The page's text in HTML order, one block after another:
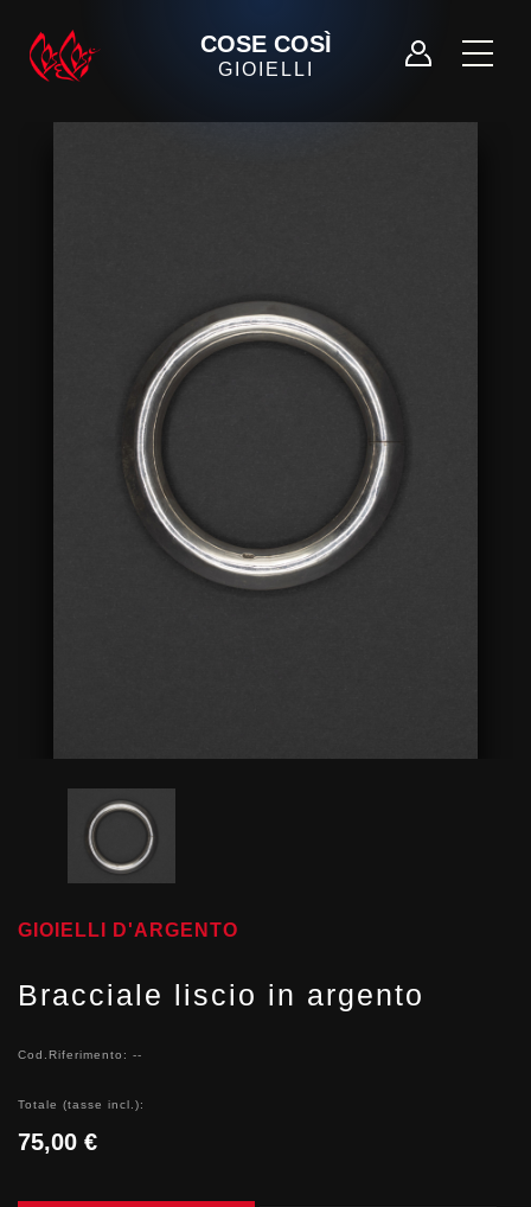
COSE COSÌ
GIOIELLI
GIOIELLI D'ARGENTO
Bracciale liscio in argento
Cod.Riferimento: --
Totale (tasse incl.):
75,00 €